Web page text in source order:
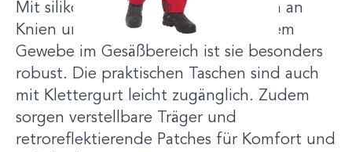
Mit silikonbeschichteten Protektoren an
Knien und Knöcheln sowie verstärktem
Gewebe im Gesäßbereich ist sie besonders
robust. Die praktischen Taschen sind auch
mit Klettergurt leicht zugänglich. Zudem
sorgen verstellbare Träger und
retroreflektierende Patches für Komfort und